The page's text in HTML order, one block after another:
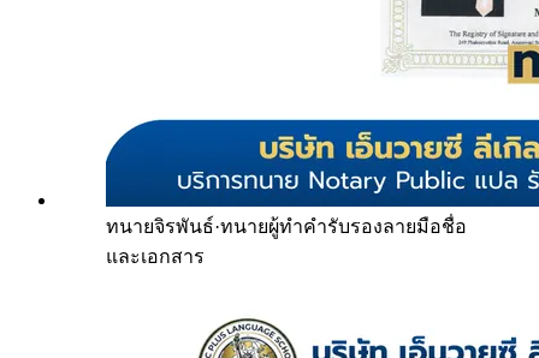
ทนายจิรพันธ์·ทนายผู้ทำคำรับรองลายมือชื่อ
และเอกสาร